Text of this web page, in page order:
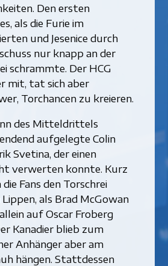
Den ersten
als die Furie im
und Jesenice durch
nur knapp an der
schrammte. Der HCG
mit, tat sich aber
Torchancen zu kreieren.
des Mitteldrittels
aufgelegte Colin
Svetina, der einen
verwerten konnte. Kurz
Fans den Torschrei
als Brad McGowan
auf Oscar Froberg
Kanadier blieb zum
Anhänger aber am
hängen. Stattdessen